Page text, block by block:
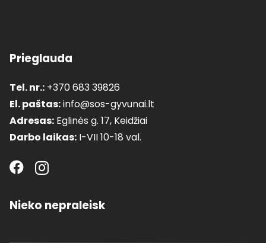
Prieglauda
Tel. nr.: +370 683 39826
El. paštas:info@sos-gyvunai.lt
Adresas: Eglinės g. 17, Keidžiai
Darbo laikas: I-VII 10-18 val.
Nieko nepraleisk